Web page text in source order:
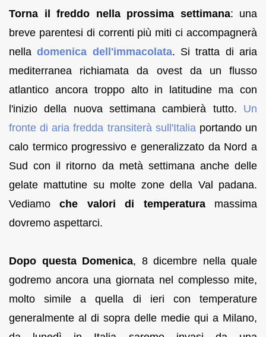
Torna il freddo nella prossima settimana: una
breve parentesi di correnti più miti ci accompagnerà
nelladomenica dell'immacolata. Si tratta di aria
mediterranea richiamata da ovest da un flusso
atlantico ancora troppo alto in latitudine ma con
l'inizio della nuova settimana cambierà tutto. Un
fronte di aria fredda transiterà sull'Italiaportando un
calo termico progressivo e generalizzato da Nord a
Sud con il ritorno da metà settimana anche delle
gelate mattutine su molte zone della Val padana.
Vediamoche valori di temperatura massima
dovremo aspettarci.
Dopo questa Domenica, 8 dicembre nella quale
godremo ancora una giornata nel complesso mite,
molto simile a quella di ieri con temperature
generalmente al di sopra delle medie qui a Milano,